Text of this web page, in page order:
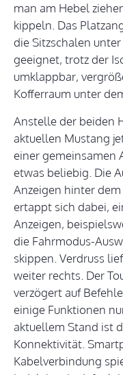
man am Hebel
kippeln. Das
die Sitzschalen
geeignet, trotz der
umklappbar,
Kofferraum unter
Anstelle der beiden
aktuellen Mustang
einer gemeinsamen
etwas beliebig. Die
Anzeigen hinter
ertappt sich dabei,
Anzeigen,
die Fahrmodus-
skippen. Verdruss
weiter rechts. Der
verzögert auf
einige Funktionen
aktuellem Stand ist
Konnektivität.
Kabelverbindung